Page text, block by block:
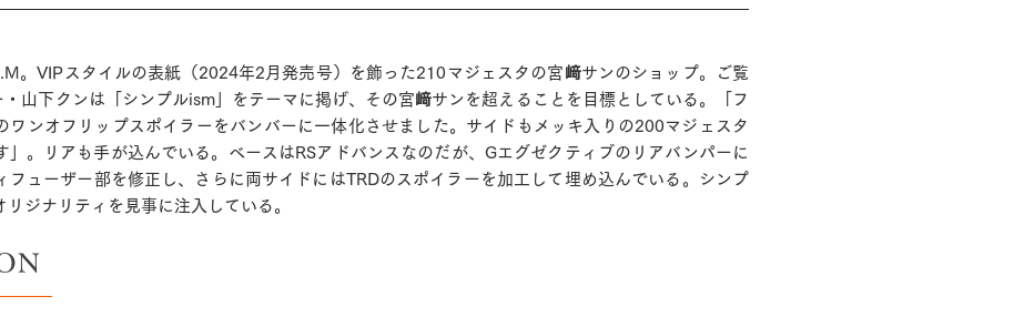
。VIPスタイルの表紙（2024年2月発売号）を飾った210マジェスタの宮﨑サンのショップ。ご覧
山下クンは「シンプルism」をテーマに掲げ、その宮﨑サンを超えることを目標としている。「フ
ワンオフリップスポイラーをバンバーに一体化させました。サイドもメッキ入りの200マジェスタ
」。リアも手が込んでいる。ベースはRSアドバンスなのだが、Gエグゼクティブのリアバンパーに
フューザー部を修正し、さらに両サイドにはTRDのスポイラーを加工して埋め込んでいる。シンプ
ジナリティを見事に注入している。